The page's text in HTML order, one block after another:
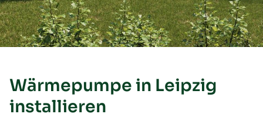
Wärmepumpe in Leipzig
installieren